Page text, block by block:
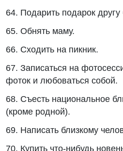
64. Подарить подарок другу
65. Обнять маму.
66. Сходить на пикник.
67. Записаться на
фоток и любоваться собой.
68. Съесть национальное
(кроме родной).
69. Написать близкому
70. Купить что-нибудь